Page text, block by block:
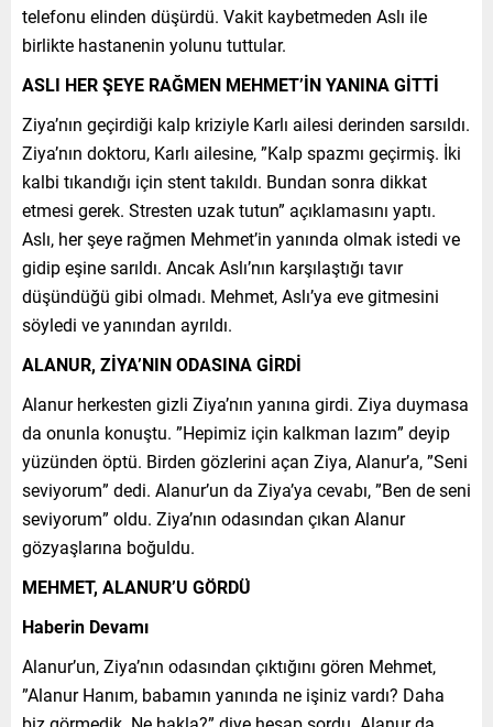
telefonu elinden düşürdü. Vakit kaybetmeden Aslı ile
birlikte hastanenin yolunu tuttular.
ASLI HER ŞEYE RAĞMEN MEHMET’İN YANINA GİTTİ
Ziya’nın geçirdiği kalp kriziyle Karlı ailesi derinden sarsıldı.
Ziya’nın doktoru, Karlı ailesine, ”Kalp spazmı geçirmiş. İki
kalbi tıkandığı için stent takıldı. Bundan sonra dikkat
etmesi gerek. Stresten uzak tutun” açıklamasını yaptı.
Aslı, her şeye rağmen Mehmet’in yanında olmak istedi ve
gidip eşine sarıldı. Ancak Aslı’nın karşılaştığı tavır
düşündüğü gibi olmadı. Mehmet, Aslı’ya eve gitmesini
söyledi ve yanından ayrıldı.
ALANUR, ZİYA’NIN ODASINA GİRDİ
Alanur herkesten gizli Ziya’nın yanına girdi. Ziya duymasa
da onunla konuştu. ”Hepimiz için kalkman lazım” deyip
yüzünden öptü. Birden gözlerini açan Ziya, Alanur’a, ”Seni
seviyorum” dedi. Alanur’un da Ziya’ya cevabı, ”Ben de seni
seviyorum” oldu. Ziya’nın odasından çıkan Alanur
gözyaşlarına boğuldu.
MEHMET, ALANUR’U GÖRDÜ
Haberin Devamı
Alanur’un, Ziya’nın odasından çıktığını gören Mehmet,
”Alanur Hanım, babamın yanında ne işiniz vardı? Daha